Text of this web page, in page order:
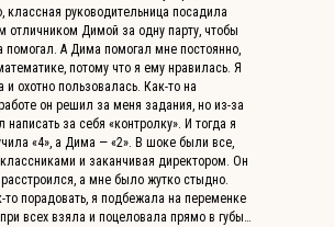
классная руководительница посадила
отличником Димой за одну парту, чтобы
помогал. А Дима помогал мне постоянно,
потому что я ему нравилась. Я
и охотно пользовалась. Как-то на
он решил за меня задания, но из-за
написать за себя «контролку». И тогда я
«4», а Дима — «2». В шоке были все,
и заканчивая директором. Он
а мне было жутко стыдно.
то порадовать, я подбежала на переменке
всех взяла и поцеловала прямо в губы…